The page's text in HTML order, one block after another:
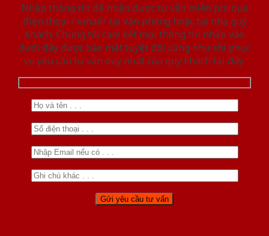
Nhập thông tin để nhận được tư vấn miễn phí qua
điện thoại / email/ tại văn phòng hoặc tại nhà quý
khách. Chúng tôi cam kết mọi thông tin nhập vào
dưới đây được bảo mật tuyệt đối cũng như chỉ phục
vụ yêu cầu tư vấn duy nhất của quý khách tại đây.